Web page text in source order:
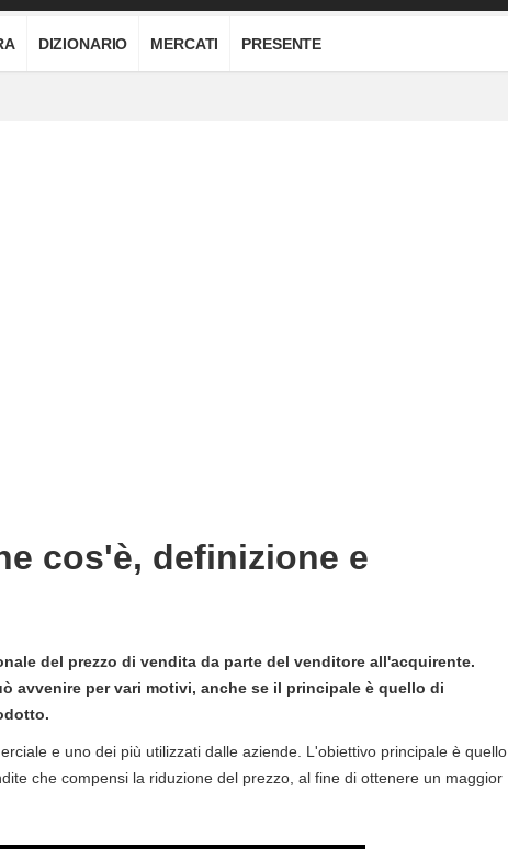
DIZIONARIO MERCATI PRESENTE
cos'è, definizione e
del prezzo di vendita da parte del venditore all'acquirente.
avvenire per vari motivi, anche se il principale è quello di
e uno dei più utilizzati dalle aziende. L'obiettivo principale è quello
che compensi la riduzione del prezzo, al fine di ottenere un maggior